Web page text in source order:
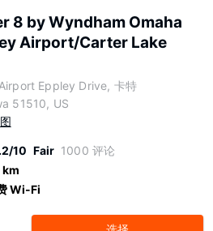
8 by Wyndham Omaha
Airport/Carter Lake
Eppley Drive, 卡特
51510, US
10 Fair 1000 评论
km
Wi-Fi